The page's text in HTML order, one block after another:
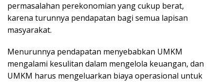
permasalahan perekonomian yang cukup berat,
karena turunnya pendapatan bagi semua lapisan
masyarakat.
Menurunnya pendapatan menyebabkan UMKM
mengalami kesulitan dalam mengelola keuangan, dan
UMKM harus mengeluarkan biaya operasional untuk